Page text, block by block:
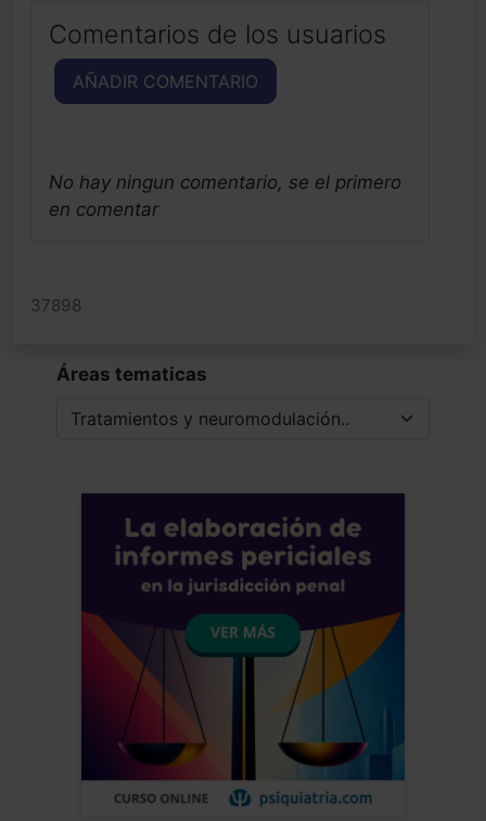
Comentarios de los usuarios
AÑADIR COMENTARIO
No hay ningun comentario, se el primero
en comentar
37898
Áreas tematicas